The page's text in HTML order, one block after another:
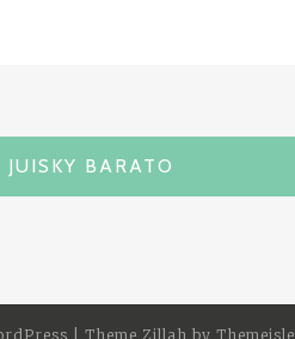
JUISKY BARATO
Theme Zillah by Themeisle